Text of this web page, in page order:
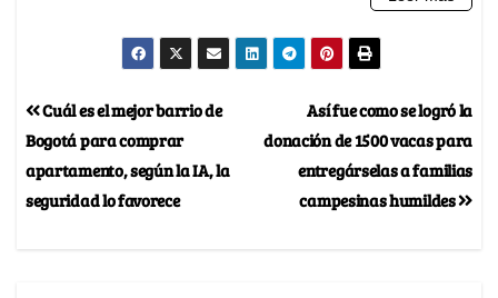
Así fue como se logró la
donación de 1500 vacas para
entregárselas a familias
campesinas humildes
Cuál es el mejor barrio de
Bogotá para comprar
apartamento, según la IA, la
seguridad lo favorece